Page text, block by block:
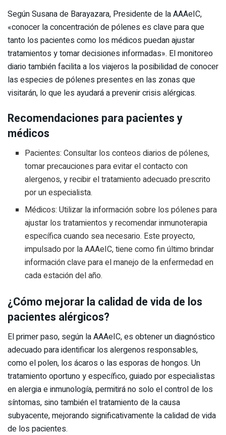
Según Susana de Barayazara, Presidente de la AAAeIC,
«conocer la concentración de pólenes es clave para que
tanto los pacientes como los médicos puedan ajustar
tratamientos y tomar decisiones informadas». El monitoreo
diario también facilita a los viajeros la posibilidad de conocer
las especies de pólenes presentes en las zonas que
visitarán, lo que les ayudará a prevenir crisis alérgicas.
Recomendaciones para pacientes y
médicos
Pacientes: Consultar los conteos diarios de pólenes,
tomar precauciones para evitar el contacto con
alergenos, y recibir el tratamiento adecuado prescrito
por un especialista.
Médicos: Utilizar la información sobre los pólenes para
ajustar los tratamientos y recomendar inmunoterapia
específica cuando sea necesario. Este proyecto,
impulsado por la AAAeIC, tiene como fin último brindar
información clave para el manejo de la enfermedad en
cada estación del año.
¿Cómo mejorar la calidad de vida de los
pacientes alérgicos?
El primer paso, según la AAAeIC, es obtener un diagnóstico
adecuado para identificar los alergenos responsables,
como el polen, los ácaros o las esporas de hongos. Un
tratamiento oportuno y específico, guiado por especialistas
en alergia e inmunología, permitirá no solo el control de los
síntomas, sino también el tratamiento de la causa
subyacente, mejorando significativamente la calidad de vida
de los pacientes.